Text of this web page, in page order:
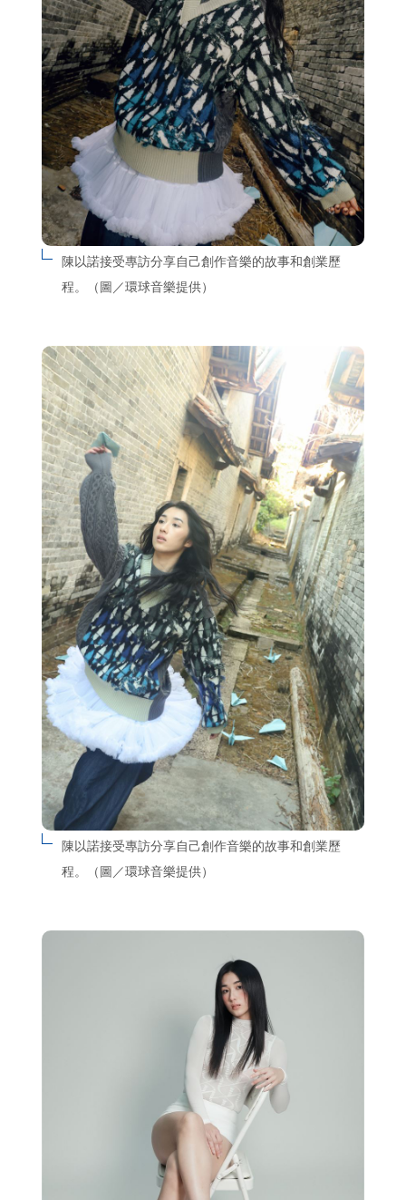
陳以諾接受專訪分享自己創作音樂的故事和創業歷
程。（圖／環球音樂提供）
陳以諾接受專訪分享自己創作音樂的故事和創業歷
程。（圖／環球音樂提供）